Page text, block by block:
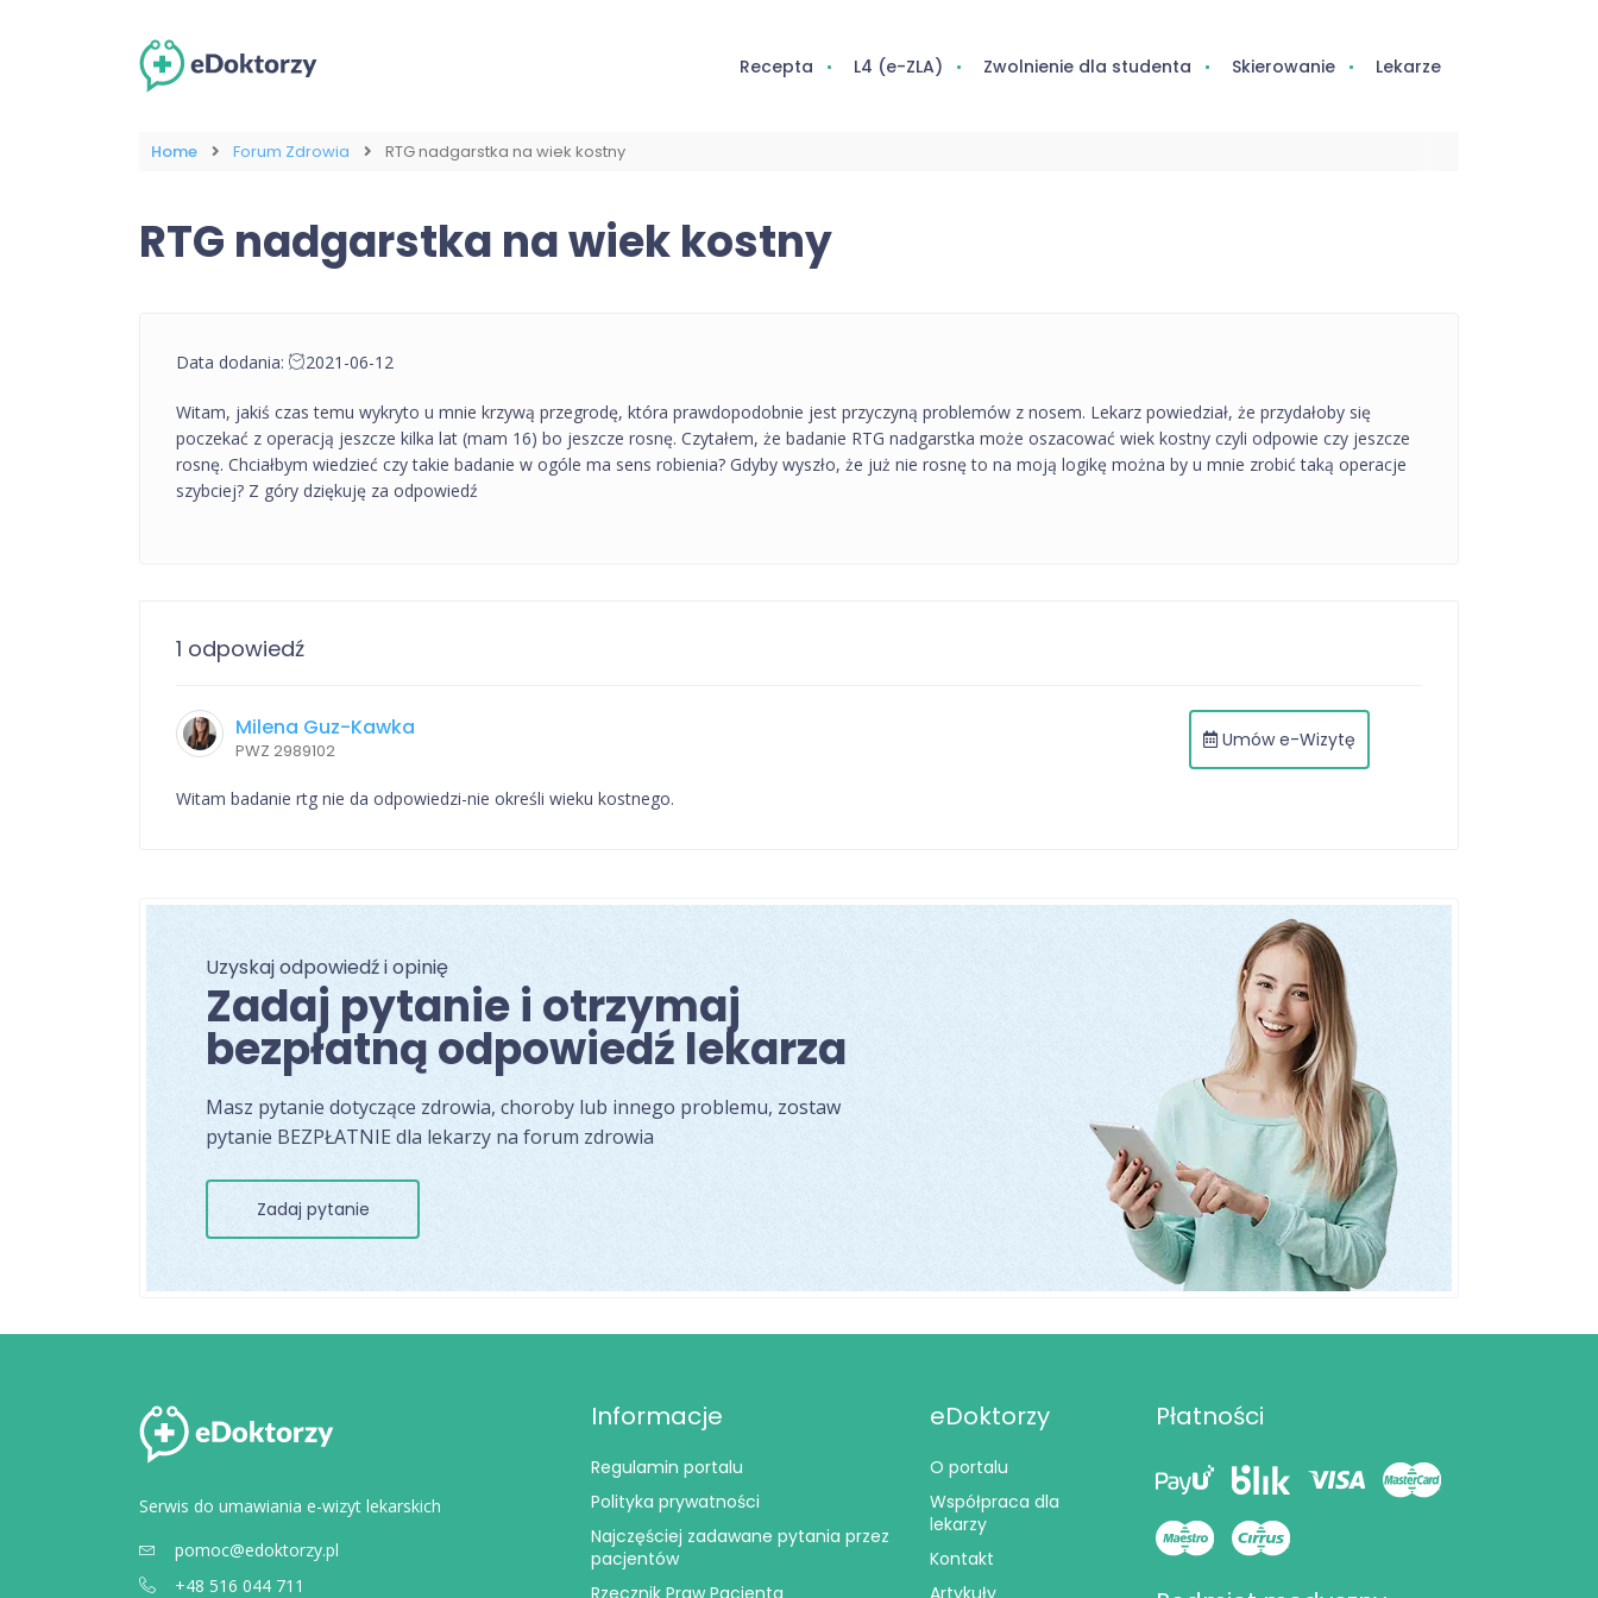
Recepta L4 (e-ZLA) Zwolnienie dla studenta Skierowanie Lekarze
Home Forum Zdrowia RTG nadgarstka na wiek kostny
RTG nadgarstka na wiek kostny
Data dodania: 2021-06-12
Witam, jakiś czas temu wykryto u mnie krzywą przegrodę, która prawdopodobnie jest przyczyną problemów z nosem. Lekarz powiedział, że przydałoby się
poczekać z operacją jeszcze kilka lat (mam 16) bo jeszcze rosnę. Czytałem, że badanie RTG nadgarstka może oszacować wiek kostny czyli odpowie czy jeszcze
rosnę. Chciałbym wiedzieć czy takie badanie w ogóle ma sens robienia? Gdyby wyszło, że już nie rosnę to na moją logikę można by u mnie zrobić taką operacje
szybciej? Z góry dziękuję za odpowiedź
1 odpowiedź
Milena Guz-Kawka
PWZ 2989102 Umów e-Wizytę
Witam badanie rtg nie da odpowiedzi-nie określi wieku kostnego.
Uzyskaj odpowiedź i opinię
Zadaj pytanie i otrzymaj
bezpłatną odpowiedź lekarza
Masz pytanie dotyczące zdrowia, choroby lub innego problemu, zostaw
pytanie BEZPŁATNIE dla lekarzy na forum zdrowia
Zadaj pytanie
Serwis do umawiania e-wizyt lekarskich
pomoc@edoktorzy.pl
+48 516 044 711
Informacje
Regulamin portalu
Polityka prywatności
Najczęściej zadawane pytania przez
pacjentów
eDoktorzy
O portalu
Współpraca dla
lekarzy
Kontakt
Płatności